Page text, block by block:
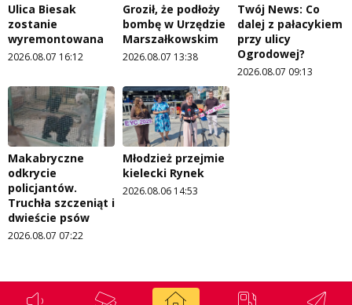
Ulica Biesak
zostanie
wyremontowana
2026.08.07 16:12
Groził, że podłoży
bombę w Urzędzie
Marszałkowskim
2026.08.07 13:38
Twój News: Co
dalej z pałacykiem
przy ulicy
Ogrodowej?
2026.08.07 09:13
Makabryczne
odkrycie
policjantów.
Truchła szczeniąt i
dwieście psów
2026.08.07 07:22
Młodzież przejmie
kielecki Rynek
2026.08.06 14:53